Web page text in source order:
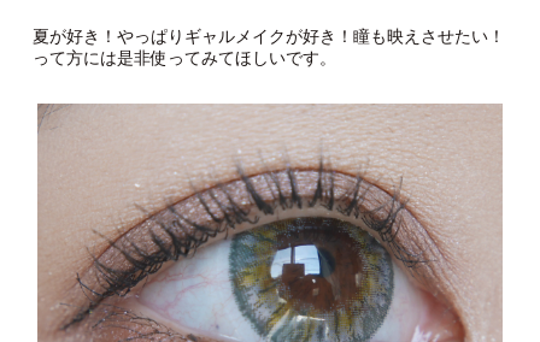
夏が好き！やっぱりギャルメイクが好き！瞳も映えさせたい！
って方には是非使ってみてほしいです。